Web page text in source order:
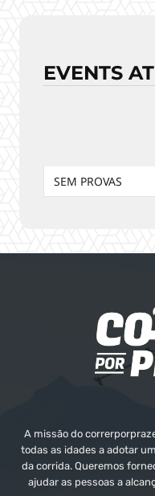
EVENTS
SEM PROVAS
A missão do
todas as idades a adotar
da corrida. Queremos
ajudar as pessoas a